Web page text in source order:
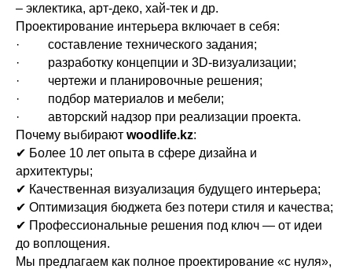
– эклектика, арт-деко, хай-тек и др.
Проектирование интерьера включает в себя:
· составление технического задания;
· разработку концепции и 3D-визуализации;
· чертежи и планировочные решения;
· подбор материалов и мебели;
· авторский надзор при реализации проекта.
Почему выбирают woodlife.kz:
✔ Более 10 лет опыта в сфере дизайна и
архитектуры;
✔ Качественная визуализация будущего интерьера;
✔ Оптимизация бюджета без потери стиля и качества;
✔ Профессиональные решения под ключ — от идеи
до воплощения.
Мы предлагаем как полное проектирование «с нуля»,